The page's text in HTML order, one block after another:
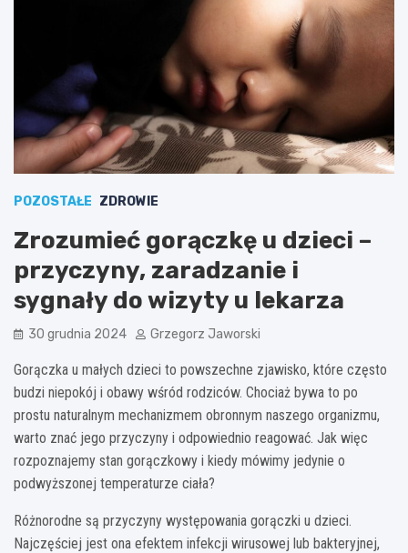
POZOSTAŁE ZDROWIE
Zrozumieć gorączkę u dzieci –
przyczyny, zaradzanie i
sygnały do wizyty u lekarza
30 grudnia 2024 Grzegorz Jaworski
Gorączka u małych dzieci to powszechne zjawisko, które często
budzi niepokój i obawy wśród rodziców. Chociaż bywa to po
prostu naturalnym mechanizmem obronnym naszego organizmu,
warto znać jego przyczyny i odpowiednio reagować. Jak więc
rozpoznajemy stan gorączkowy i kiedy mówimy jedynie o
podwyższonej temperaturze ciała?
Różnorodne są przyczyny występowania gorączki u dzieci.
Najczęściej jest ona efektem infekcji wirusowej lub bakteryjnej,